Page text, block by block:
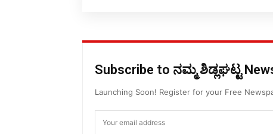
Subscribe to ನಮ್ಮ ಶಿಡ್ಲಘಟ್ಟ
Launching Soon! Register for your Free